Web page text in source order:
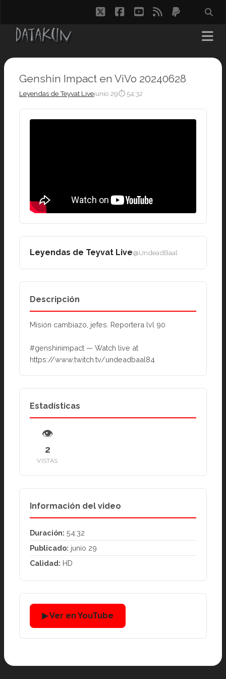
twitterfacebook
youtube
rss paypal
Genshin Impact en ViVo 20240628
Leyendas de Teyvat Livejunio 29⏱ 54:32
Leyendas de Teyvat Live@UndeadBaal
Descripción
Misión cambiazo, jefes. Reportera lvl 90
#genshinimpact — Watch live at
https://www.twitch.tv/undeadbaal84
Estadísticas
👁
2
VISTAS
Información del video
Duración: 54:32
Publicado: junio 29
Calidad: HD
▶ Ver en YouTube